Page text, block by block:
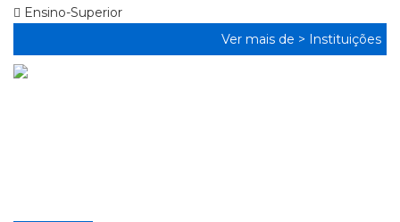
Ensino-Superior
Ver mais de > Instituições